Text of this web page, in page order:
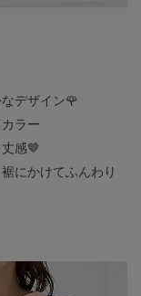
デザイン🌹
ラー
感🤎
にかけてふんわり